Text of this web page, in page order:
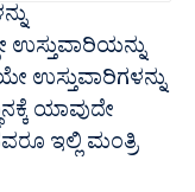
ಉಸ್ತುವಾರಿಯನ್ನು
ಯಾವುದೇ
ಇಲ್ಲಿ ಮಂತ್ರಿ